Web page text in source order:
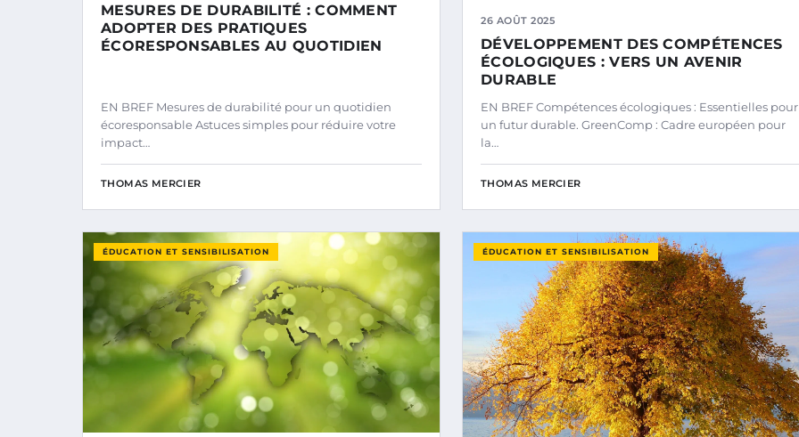
MESURES DE DURABILITÉ : COMMENT
ADOPTER DES PRATIQUES
ÉCORESPONSABLES AU QUOTIDIEN
EN BREF Mesures de durabilité pour un quotidien
écoresponsable Astuces simples pour réduire votre
impact…
THOMAS MERCIER
26 AOÛT 2025
DÉVELOPPEMENT DES COMPÉTENCES
ÉCOLOGIQUES : VERS UN AVENIR
DURABLE
EN BREF Compétences écologiques : Essentielles pour
un futur durable. GreenComp : Cadre européen pour
la…
THOMAS MERCIER
ÉDUCATION ET SENSIBILISATION ÉDUCATION ET SENSIBILISATION